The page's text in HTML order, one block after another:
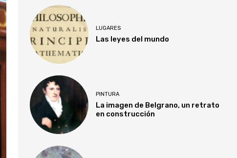
LUGARES
Las leyes del mundo
PINTURA
La imagen de Belgrano, un retrato
en construcción